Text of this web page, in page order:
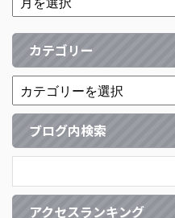
カテゴリー
ブログ内検索
アクセスランキング